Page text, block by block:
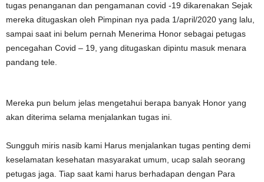
tugas penanganan dan pengamanan covid -19 dikarenakan Sejak
mereka ditugaskan oleh Pimpinan nya pada 1/april/2020 yang lalu,
sampai saat ini belum pernah Menerima Honor sebagai petugas
pencegahan Covid – 19, yang ditugaskan dipintu masuk menara
pandang tele.
Mereka pun belum jelas mengetahui berapa banyak Honor yang
akan diterima selama menjalankan tugas ini.
Sungguh miris nasib kami Harus menjalankan tugas penting demi
keselamatan kesehatan masyarakat umum, ucap salah seorang
petugas jaga. Tiap saat kami harus berhadapan dengan Para